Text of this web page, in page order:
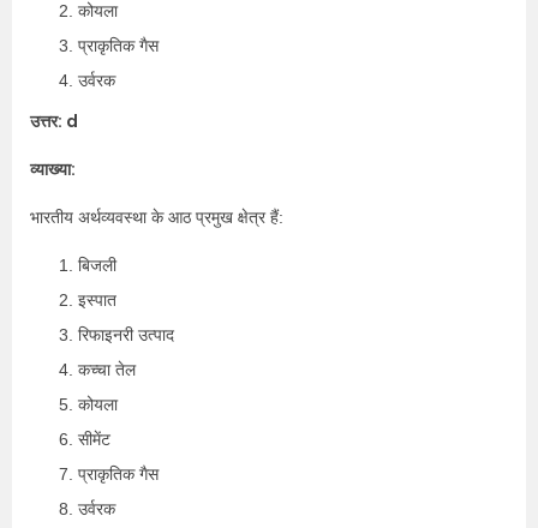
कोयला
प्राकृतिक गैस
उर्वरक
उत्तर: d
व्याख्या:
भारतीय अर्थव्यवस्था के आठ प्रमुख क्षेत्र हैं:
बिजली
इस्पात
रिफाइनरी उत्पाद
कच्चा तेल
कोयला
सीमेंट
प्राकृतिक गैस
उर्वरक